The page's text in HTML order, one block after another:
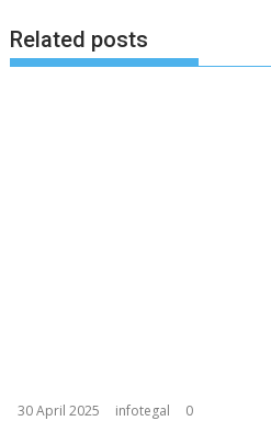
Related posts
30 April 2025 infotegal 0